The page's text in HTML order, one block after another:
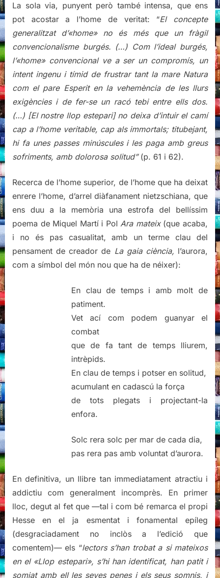
La sola via, punyent però també intensa, que ens
pot acostar a l’home de veritat: “El concepte
generalitzat d’«home» no és més que un fràgil
convencionalisme burgés. (…) Com l’ideal burgés,
l’«home» convencional ve a ser un compromís, un
intent ingenu i tímid de frustrar tant la mare Natura
com el pare Esperit en la vehemència de les llurs
exigències i de fer-se un racó tebi entre ells dos.
(…) [El nostre llop estepari] no deixa d’intuir el camí
cap a l’home veritable, cap als immortals; titubejant,
hi fa unes passes minúscules i les paga amb greus
sofriments, amb dolorosa solitud”(p. 61 i 62).
Recerca de l’home superior, de l’home que ha deixat
enrere l’home, d’arrel diàfanament nietzschiana, que
ens duu a la memòria una estrofa del bellíssim
poema de Miquel Martí i PolAra mateix (que acaba,
i no és pas casualitat, amb un terme clau del
pensament de creador de La gaia ciència, l’aurora,
com a símbol del món nou que ha de néixer):
En clau de temps i amb molt de
patiment.
Vet ací com podem guanyar el
combat
que de fa tant de temps lliurem,
intrèpids.
En clau de temps i potser en solitud,
acumulant en cadascú la força
de tots plegats i projectant-la
enfora.
Solc rera solc per mar de cada dia,
pas rera pas amb voluntat d’aurora.
En definitiva, un llibre tan immediatament atractiu i
addictiu com generalment incomprès. En primer
lloc, degut al fet que —tal i com bé remarca el propi
Hesse en el ja esmentat i fonamental epíleg
(desgraciadament no inclòs a l’edició que
comentem)— els “lectors s’han trobat a si mateixos
en el «Llop estepari», s’hi han identificat, han patit i
somiat amb ell les seves penes i els seus somnis, i